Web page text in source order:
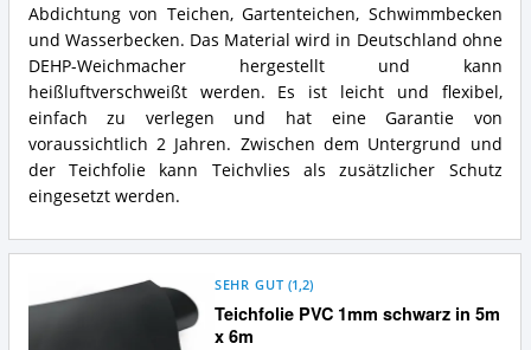
Abdichtung von Teichen, Gartenteichen, Schwimmbecken
und Wasserbecken. Das Material wird in Deutschland ohne
DEHP-Weichmacher hergestellt und kann
heißluftverschweißt werden. Es ist leicht und flexibel,
einfach zu verlegen und hat eine Garantie von
voraussichtlich 2 Jahren. Zwischen dem Untergrund und
der Teichfolie kann Teichvlies als zusätzlicher Schutz
eingesetzt werden.
Teichfolie PVC 1mm schwarz in 5m
x 6m
SEHR GUT (1,2)